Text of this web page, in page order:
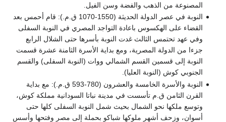
المصنوعة من الذهب والفضة وسن الفيل.
النوبة في عصر الدولة الحديثة (1550-1070 ق.م.): قام أحمس بعد
القضاء على الهكسوس باعادة التواجد المصري في النوبة السفلى
وفي عهد تحتمس الثالث غدت النوبة بأسرها حتى الشلال الرابع
جزءا من الدولة المصرية، ومع بداية الأسرة الثامنة عشرة قسمت
النوبة إلى قسمين القسم الشمالي ووات (النوبة السفلى) والقسم
الجنوبي كوش (النوبة العليا).
النوبة والأسرة الخامسة والعشرون (780-593 ق.م.): مع بداية
القرن الثامن ق.م تأسست في مدينة نباتا السودانية مملكة كوش،
وتوسع ملكها نحو الشمال بحيث شمل النوبة السفلى كلها حتى
أسوان، وزحف أشهر ملوكها شباكو بحملة إلى مصر وفتحها وأسس